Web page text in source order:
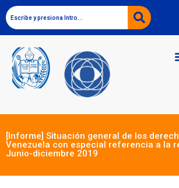
[Informe] Situación general de los
Venezuela con especial referencia a la
Junio-diciembre 2019